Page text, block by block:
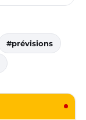
#prévisions